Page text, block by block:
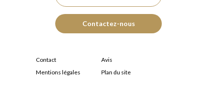
Contactez-nous
Contact
Avis
Mentions légales
Plan du site